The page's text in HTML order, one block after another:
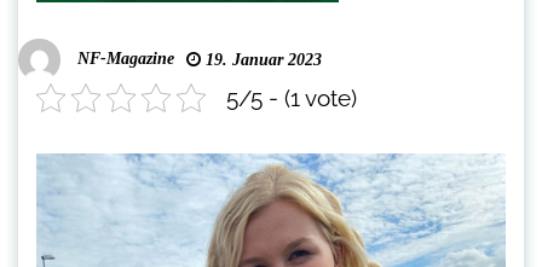
NF-Magazine 19. Januar 2023
5/5 - (1 vote)